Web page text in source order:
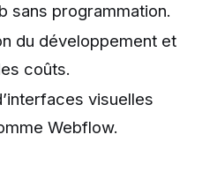
sans programmation.
du développement et
coûts.
visuelles
Webflow.